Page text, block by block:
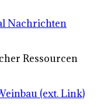
Nachrichten
Ressourcen
(ext. Link)